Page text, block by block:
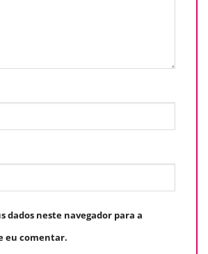
dados neste navegador para a
eu comentar.